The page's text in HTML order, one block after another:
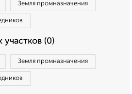
Земля промназначения
(0)
Земля промназначения